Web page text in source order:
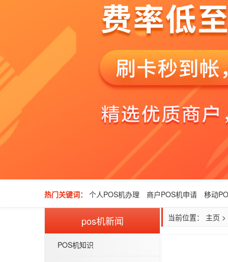
热门关键词： 个人POS机办理 商户POS机申请 移动
pos机新闻
POS机知识
当前位置： 主页 >